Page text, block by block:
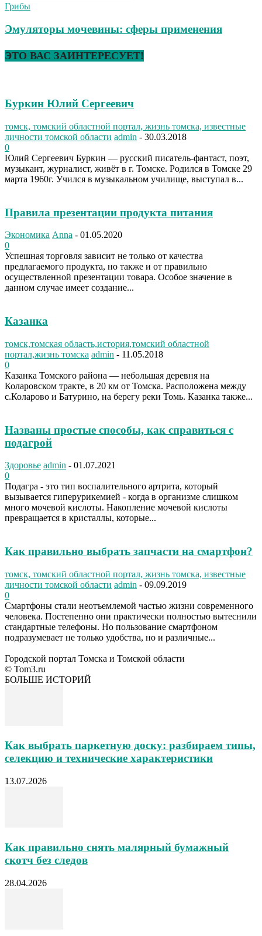
Грибы
Эмуляторы мочевины: сферы применения
ЭТО ВАС ЗАИНТЕРЕСУЕТ!
Буркин Юлий Сергеевич
томск, томский областной портал, жизнь томска, известные
личности томской области admin - 30.03.2018
0
Юлий Сергеевич Буркин — русский писатель-фантаст, поэт,
музыкант, журналист, живёт в г. Томске. Родился в Томске 29
марта 1960г. Учился в музыкальном училище, выступал в...
Правила презентации продукта питания
Экономика Anna - 01.05.2020
0
Успешная торговля зависит не только от качества
предлагаемого продукта, но также и от правильно
осуществленной презентации товара. Особое значение в
данном случае имеет создание...
Казанка
томск,томская область,история,томский областной
портал,жизнь томска admin - 11.05.2018
0
Казанка Томского района — небольшая деревня на
Коларовском тракте, в 20 км от Томска. Расположена между
с.Коларово и Батурино, на берегу реки Томь. Казанка также...
Названы простые способы, как справиться с
подагрой
Здоровье admin - 01.07.2021
0
Подагра - это тип воспалительного артрита, который
вызывается гиперурикемией - когда в организме слишком
много мочевой кислоты. Накопление мочевой кислоты
превращается в кристаллы, которые...
Как правильно выбрать запчасти на смартфон?
томск, томский областной портал, жизнь томска, известные
личности томской области admin - 09.09.2019
0
Смартфоны стали неотъемлемой частью жизни современного
человека. Постепенно они практически полностью вытеснили
стандартные телефоны. Но пользование смартфоном
подразумевает не только удобства, но и различные...
Городской портал Томска и Томской области
© Tom3.ru
БОЛЬШЕ ИСТОРИЙ
Как выбрать паркетную доску: разбираем типы,
селекцию и технические характеристики
13.07.2026
Как правильно снять малярный бумажный
скотч без следов
28.04.2026